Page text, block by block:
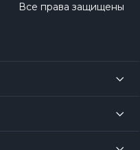
Все права защищены